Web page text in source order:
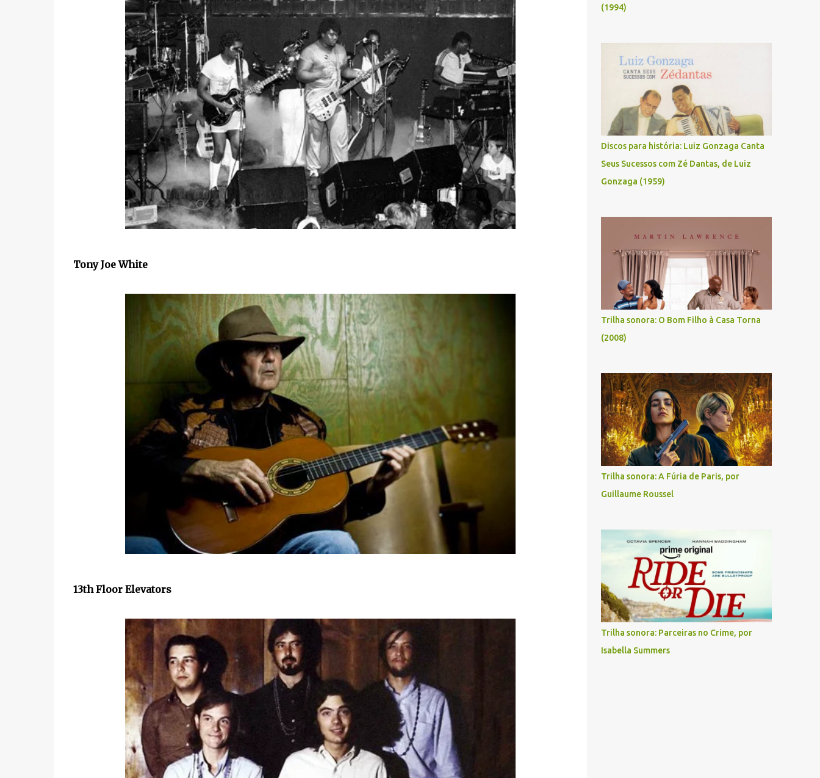
Tony Joe White
13th Floor Elevators
(1994)
Discos para história: Luiz Gonzaga Canta
Seus Sucessos com Zé Dantas, de Luiz
Gonzaga (1959)
Trilha sonora: O Bom Filho à Casa Torna
(2008)
Trilha sonora: A Fúria de Paris, por
Guillaume Roussel
Trilha sonora: Parceiras no Crime, por
Isabella Summers